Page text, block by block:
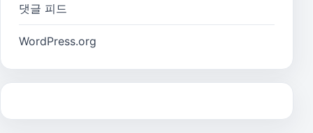
댓글 피드
WordPress.org